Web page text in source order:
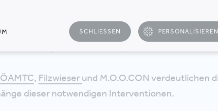
ändern Ihre Arbeitsumgebung (räumliche
ÖAMTC, Filzwieser und M.O.O.CON verdeutlichen
dieser notwendigen Interventionen.
SCHLIESSEN PERSONALISIEREN